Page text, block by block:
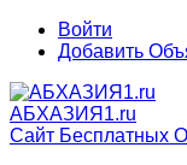
Войти
Добавить
АБХАЗИЯ1.ru
Сайт Бесплатных